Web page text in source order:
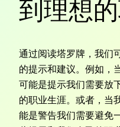
到理想
通过阅读塔罗牌，我们
的提示和建议。例如，
可能是提示我们需要放
的职业生涯。或者，当
能是警告我们需要避免